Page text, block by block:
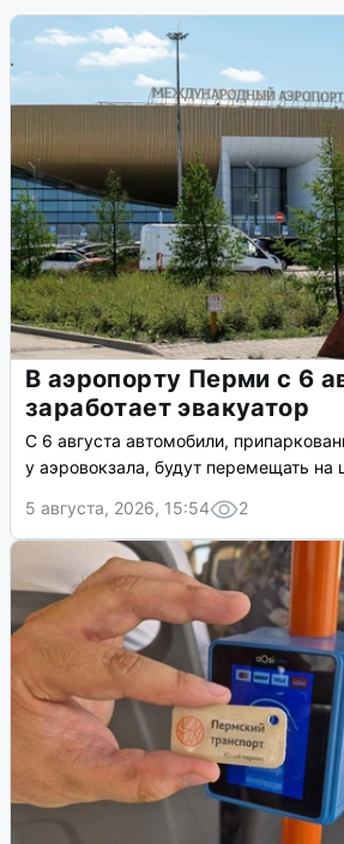
В аэропорту Перми с 6
заработает эвакуатор
С 6 августа автомобили,
у аэровокзала, будут перемещать на
5 августа, 2026, 15:54
2